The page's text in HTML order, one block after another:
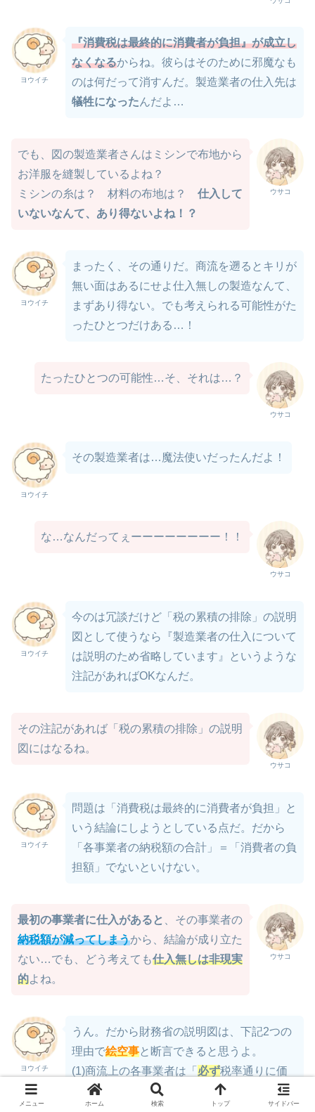
ヨウイチ
『消費税は最終的に消費者が負担』が成立し
なくなるからね。彼らはそのために邪魔なも
のは何だって消すんだ。製造業者の仕入先は
犠牲になったんだよ…
ウサコ
でも、図の製造業者さんはミシンで布地から
お洋服を縫製しているよね？
ミシンの糸は？ 材料の布地は？ 仕入して
いないなんて、あり得ないよね！？
ヨウイチ
まったく、その通りだ。商流を遡るとキリが
無い面はあるにせよ仕入無しの製造なんて、
まずあり得ない。でも考えられる可能性がた
ったひとつだけある…！
ウサコ
たったひとつの可能性…そ、それは…？
ヨウイチ
その製造業者は…魔法使いだったんだよ！
ウサコ
な…なんだってぇーーーーーーーー！！
ヨウイチ
今のは冗談だけど「税の累積の排除」の説明
図として使うなら『製造業者の仕入について
は説明のため省略しています』というような
注記があればOKなんだ。
ウサコ
その注記があれば「税の累積の排除」の説明
図にはなるね。
ヨウイチ
問題は「消費税は最終的に消費者が負担」と
いう結論にしようとしている点だ。だから
「各事業者の納税額の合計」＝「消費者の負
担額」でないといけない。
ウサコ
最初の事業者に仕入があると
、その事業者の
納税額が減ってしまうから、結論が成り立た
ない…でも、どう考えても仕入無しは非現実
的よね。
ヨウイチ
うん。だから財務省の説明図は、下記2つの
理由で絵空事と断言できると思うよ。
(1)商流上の各事業者は「 必ず税率通りに価
格転嫁」が
（注）
メニュー ホーム 検索 トップ サイドバー